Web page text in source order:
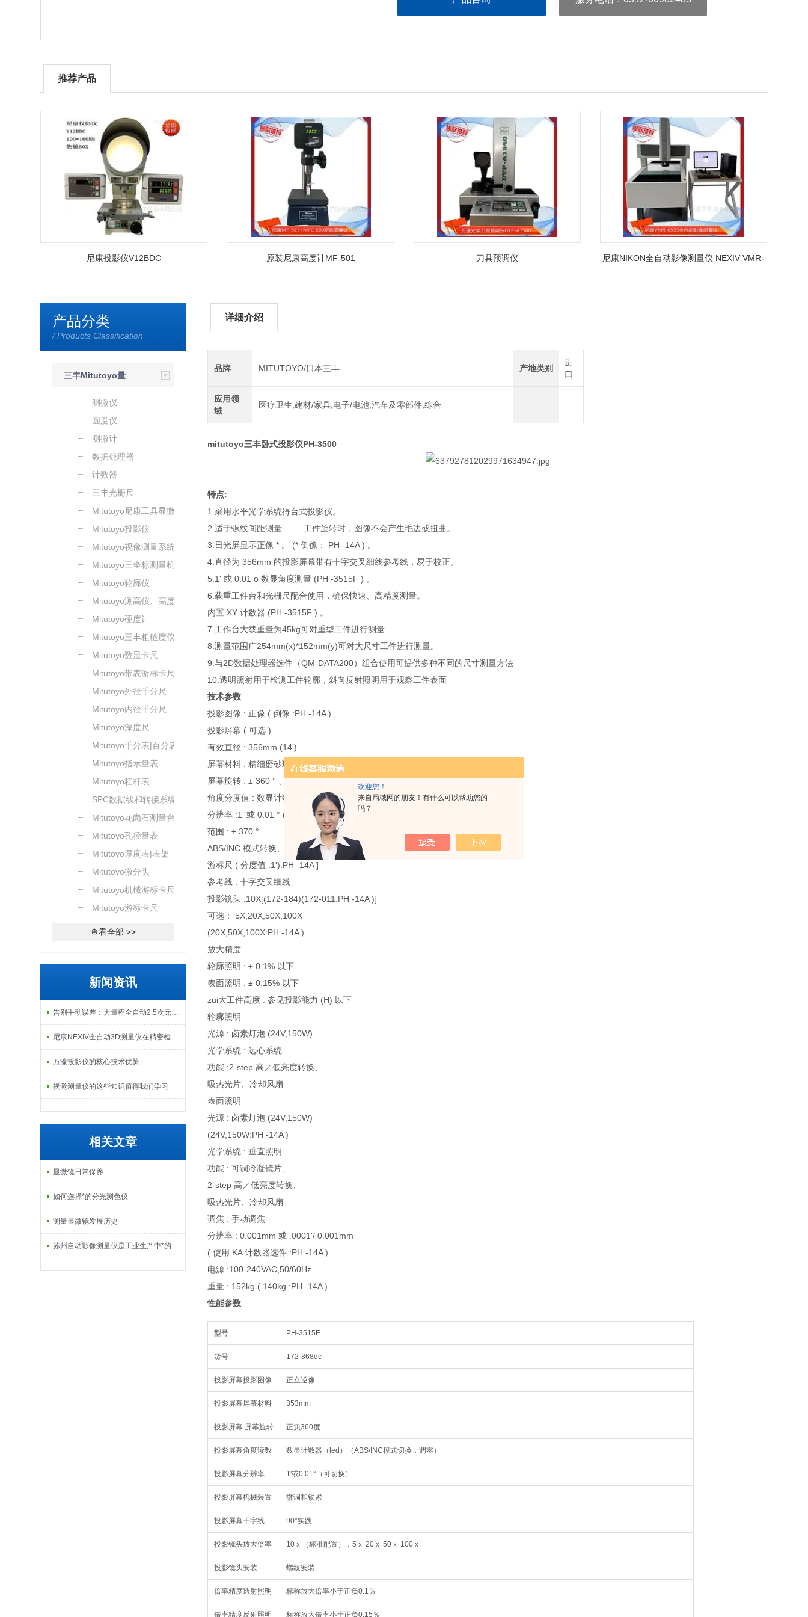
欢迎您！
来自局域网的朋友！有什么可以帮助您的
吗？
推荐产品
尼康投影仪V12BDC 原装尼康高度计MF-501 刀具预调仪
尼康NIKON全自动影像测量仪 NEXIV VMR-
产品分类
/ Products Classification
三丰Mitutoyo量
测微仪
圆度仪
测微计
数据处理器
计数器
三丰光栅尺
Mitutoyo尼康工具显微镜
Mitutoyo投影仪
Mitutoyo视像测量系统
Mitutoyo三坐标测量机
Mitutoyo轮廓仪
Mitutoyo测高仪、高度尺
Mitutoyo硬度计
Mitutoyo三丰粗糙度仪
Mitutoyo数显卡尺
Mitutoyo带表游标卡尺
Mitutoyo外径千分尺
Mitutoyo内径千分尺
Mitutoyo深度尺
Mitutoyo千分表|百分表
Mitutoyo指示量表
Mitutoyo杠杆表
SPC数据线和转接系统
Mitutoyo花岗石测量台
Mitutoyo孔径量表
Mitutoyo厚度表|表架
Mitutoyo微分头
Mitutoyo机械游标卡尺
Mitutoyo游标卡尺
查看全部 >>
新闻资讯
告别手动误差：大量程全自动2.5次元测量机如何实现高效精密质检？
尼康NEXIV全自动3D测量仪在精密检测中的应用
万濠投影仪的核心技术优势
视觉测量仪的这些知识值得我们学习
相关文章
显微镜日常保养
如何选择*的分光测色仪
测量显微镜发展历史
苏州自动影像测量仪是工业生产中*的工具
详细介绍
品牌 MITUTOYO/日本三丰 产地类别
进
口
应用领
域
医疗卫生,建材/家具,电子/电池,汽车及零部件,综合
mitutoyo三丰卧式投影仪PH-3500
特点:
1.采用水平光学系统得台式投影仪。
2.适于螺纹间距测量 —— 工件旋转时，图像不会产生毛边或扭曲。
3.日光屏显示正像 * 。 (* 倒像： PH -14A ) 。
4.直径为 356mm 的投影屏幕带有十字交叉细线参考线，易于校正。
5.1' 或 0.01 o 数显角度测量 (PH -3515F ) 。
6.载重工件台和光栅尺配合使用，确保快速、高精度测量。
内置 XY 计数器 (PH -3515F ) 。
7.工作台大载重量为45kg可对重型工件进行测量
8.测量范围广254mm(x)*152mm(y)可对大尺寸工件进行测量。
9.与2D数据处理器选件（QM-DATA200）组合使用可提供多种不同的尺寸测量方法
10.透明照射用于检测工件轮廓，斜向反射照明用于观察工件表面
技术参数
投影图像 : 正像 ( 倒像 :PH -14A )
投影屏幕 ( 可选 )
有效直径 : 356mm (14')
屏幕材料 : 精细磨砂玻璃
屏幕旋转 : ± 360 ° 、微调和夹紧
角度分度值 : 数显计数器 (LED)*
分辨率 :1' 或 0.01 ° ( 可转换 )
范围 : ± 370 °
ABS/INC 模式转换、调零
游标尺 ( 分度值 :1'):PH -14A ]
参考线 : 十字交叉细线
投影镜头 :10X[(172-184)(172-011:PH -14A )]
可选： 5X,20X,50X,100X
(20X,50X,100X:PH -14A )
放大精度
轮廓照明 : ± 0.1% 以下
表面照明 : ± 0.15% 以下
zui大工件高度 : 参见投影能力 (H) 以下
轮廓照明
光源 : 卤素灯泡 (24V,150W)
光学系统 : 远心系统
功能 :2-step 高／低亮度转换、
吸热光片、冷却风扇
表面照明
光源 : 卤素灯泡 (24V,150W)
(24V,150W:PH -14A )
光学系统 : 垂直照明
功能 : 可调冷凝镜片、
2-step 高／低亮度转换、
吸热光片、冷却风扇
调焦 : 手动调焦
分辨率 : 0.001mm 或 .0001'/ 0.001mm
( 使用 KA 计数器选件 :PH -14A )
电源 :100-240VAC,50/60Hz
重量 : 152kg ( 140kg :PH -14A )
性能参数
型号 PH-3515F
货号 172-868dc
投影屏幕投影图像 正立逆像
投影屏幕屏幕材料 353mm
投影屏幕 屏幕旋转 正负360度
投影屏幕角度读数 数显计数器（led）（ABS/INC模式切换，调零）
投影屏幕分辨率 1'或0.01°（可切换）
投影屏幕机械装置 微调和锁紧
投影屏幕十字线 90°实践
投影镜头放大倍率 10ｘ（标准配置），5ｘ 20ｘ 50ｘ 100ｘ
投影镜头安装 螺纹安装
倍率精度透射照明 标称放大倍率小于正负0.1％
倍率精度反射照明 标称放大倍率小于正负0.15％